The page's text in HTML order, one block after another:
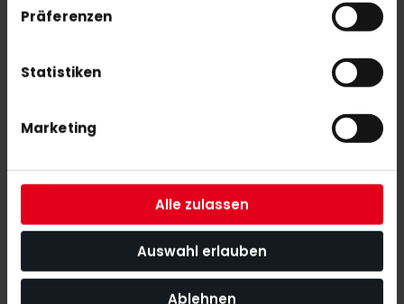
Präferenzen
Statistiken
Marketing
Alle zulassen
Auswahl erlauben
Ablehnen
NEWSLETTER ANMELDUNG